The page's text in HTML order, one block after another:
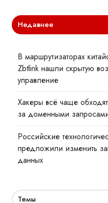
Недавнее
В маршрутизаторах
Zbtlink нашли скрытую
управление
Хакеры всё чаще
за доменными
Российские
предложили изменить
данных
Темы